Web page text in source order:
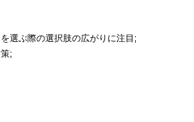
選ぶ際の選択肢の広がりに注目